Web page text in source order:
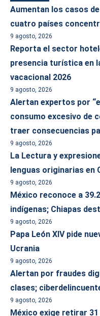
Aumentan los casos
cuatro países
9 agosto, 2026
Reporta el sector
presencia turística en
vacacional 2026
9 agosto, 2026
Alertan expertos por
consumo excesivo de
traer consecuencias
9 agosto, 2026
La Lectura y
lenguas originarias en
9 agosto, 2026
México reconoce a
indígenas; Chiapas
9 agosto, 2026
Papa León XIV pide
Ucrania
9 agosto, 2026
Alertan por fraudes
clases;
9 agosto, 2026
México exige retirar